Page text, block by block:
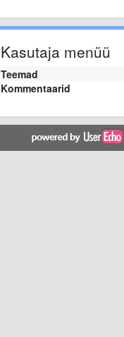
Kasutaja menüü
Teemad
Kommentaarid